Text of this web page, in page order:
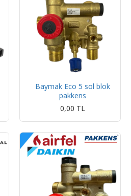
Baymak Eco 5 sol blok
pakkens
0,00 TL